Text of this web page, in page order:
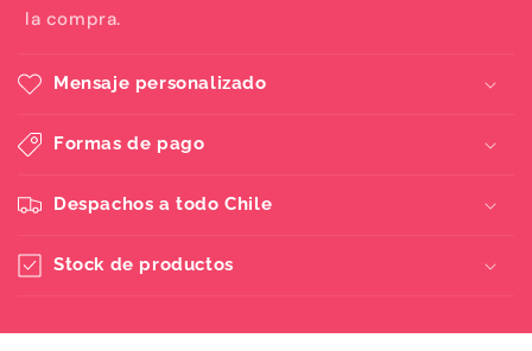
la compra.
Mensaje personalizado
Formas de pago
Despachos a todo Chile
Stock de productos